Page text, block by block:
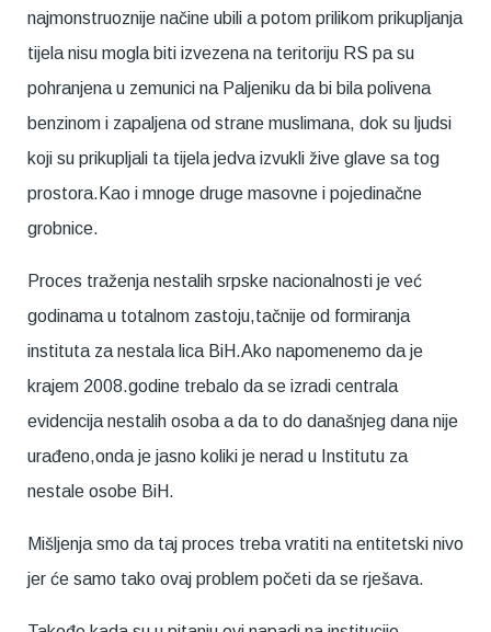
najmonstruoznije načine ubili a potom prilikom prikupljanja
tijela nisu mogla biti izvezena na teritoriju RS pa su
pohranjena u zemunici na Paljeniku da bi bila polivena
benzinom i zapaljena od strane muslimana, dok su ljudsi
koji su prikupljali ta tijela jedva izvukli žive glave sa tog
prostora.Kao i mnoge druge masovne i pojedinačne
grobnice.
Proces traženja nestalih srpske nacionalnosti je već
godinama u totalnom zastoju,tačnije od formiranja
instituta za nestala lica BiH.Ako napomenemo da je
krajem 2008.godine trebalo da se izradi centrala
evidencija nestalih osoba a da to do današnjeg dana nije
urađeno,onda je jasno koliki je nerad u Institutu za
nestale osobe BiH.
Mišljenja smo da taj proces treba vratiti na entitetski nivo
jer će samo tako ovaj problem početi da se rješava.